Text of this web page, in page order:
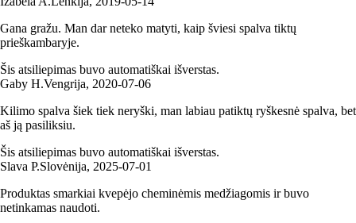
Gana gražu. Man dar neteko matyti, kaip šviesi spalva tiktų
prieškambaryje.
Šis atsiliepimas buvo automatiškai išverstas.
Gaby H.Vengrija, 2020‑07‑06
Kilimo spalva šiek tiek neryški, man labiau patiktų ryškesnė spalva, bet
aš ją pasiliksiu.
Šis atsiliepimas buvo automatiškai išverstas.
Slava P.Slovėnija, 2025‑07‑01
Produktas smarkiai kvepėjo cheminėmis medžiagomis ir buvo
netinkamas naudoti.